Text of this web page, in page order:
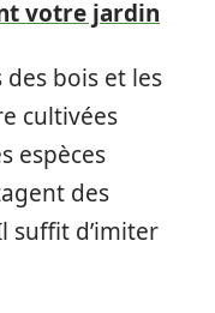
votre jardin
des bois et les
cultivées
espèces
des
suffit d’imiter